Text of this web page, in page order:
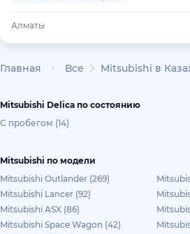
Алматы
Главная Все Mitsubishi в
Mitsubishi Delica по состоянию
С пробегом (14)
Mitsubishi по модели
Mitsubishi Outlander (269)
Mitsubishi Lancer (92)
Mitsubishi ASX (86)
Mitsubishi Space Wagon (42)